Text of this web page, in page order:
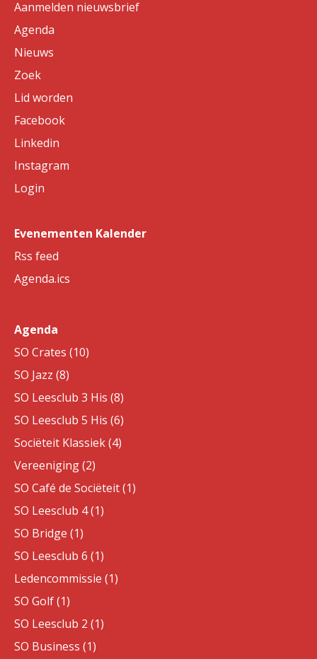
Aanmelden nieuwsbrief
Agenda
Nieuws
Zoek
Lid worden
Facebook
Linkedin
Instagram
Login
Evenementen Kalender
Rss feed
Agenda.ics
Agenda
SO Crates (10)
SO Jazz (8)
SO Leesclub 3 His (8)
SO Leesclub 5 His (6)
Sociëteit Klassiek (4)
Vereeniging (2)
SO Café de Sociëteit (1)
SO Leesclub 4 (1)
SO Bridge (1)
SO Leesclub 6 (1)
Ledencommissie (1)
SO Golf (1)
SO Leesclub 2 (1)
SO Business (1)